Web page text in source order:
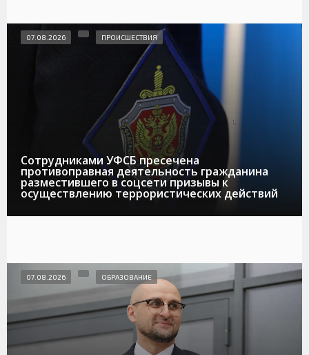
Сотрудниками УФСБ пресечена
противоправная деятельность гражданина
разместившего в соцсети призывы к
осуществлению террористических действий
07.08.2026 ПРОИСШЕСТВИЯ
07.08.2026 ОБРАЗОВАНИЕ